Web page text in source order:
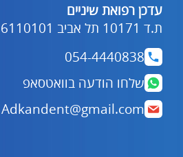
עדכן רפואת שיניים
ת.ד 10171 תל אביב 6110101
054-4440838
שלחו הודעה בוואטסאפ
Adkandent@gmail.com